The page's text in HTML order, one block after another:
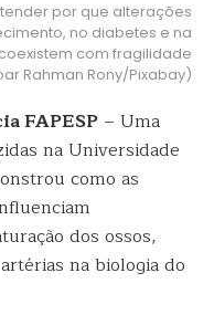
por que alterações
no diabetes e na
com fragilidade
Rahman Rony/Pixabay)
FAPESP – Uma
na Universidade
como as
dos ossos,
na biologia do